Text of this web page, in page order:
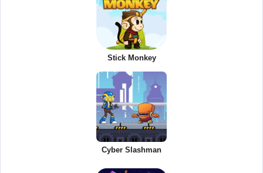
Stick Monkey
Cyber Slashman